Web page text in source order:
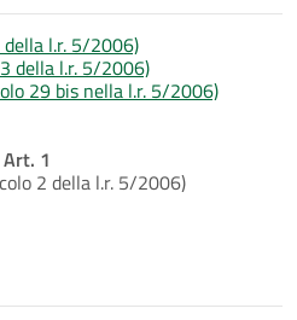
l.r. 5/2006)
della l.r. 5/2006)
29 bis nella l.r. 5/2006)
Art. 1
2 della l.r. 5/2006)